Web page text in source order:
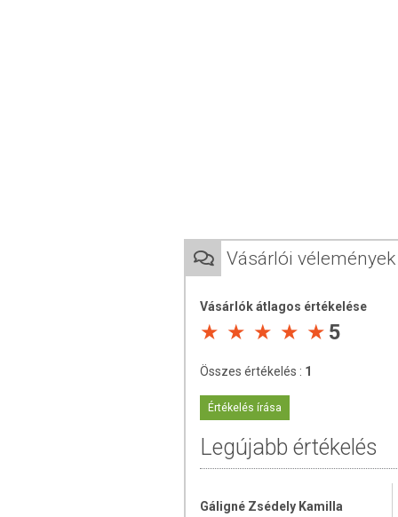
mértékben csökkentette a
év alatt átlagosan 35%-kal
Baktérium, vírus és
gombák, élesztőgombák és a
Visszafordítja az agyvérzéshez
TOVÁBBI TUDNIVALÓK
Minőségét megőrzi: A gyártástól
Tárolás:Száraz, hűvös, fényvédett
Vásárlói vélemények
Vásárlók átlagos értékelése
5
Összes értékelés : 1
Értékelés írása
Legújabb értékelés
Gáligné Zsédely Kamilla